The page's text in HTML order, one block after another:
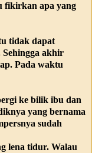
fikirkan apa yang
tidak dapat
akhir
Pada waktu
ke bilik ibu dan
yang bernama
sudah
lena tidur. Walau